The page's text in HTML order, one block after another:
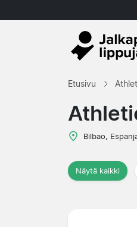
Etusivu
Bilbao,
Näytä kaikki